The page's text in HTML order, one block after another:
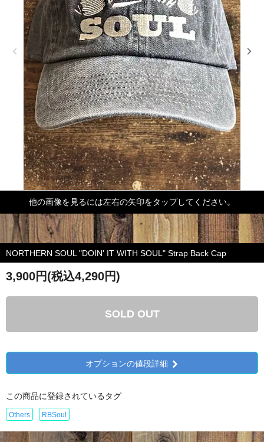
他の画像を見るには左右の矢印をタップしてください。
NORTHERN SOUL "DOIN' IT WITH SOUL" Strap Back Cap
3,900円(税込4,290円)
SOLD OUT
オプションの値段詳細
この商品に登録されているタグ
Others RBSoul